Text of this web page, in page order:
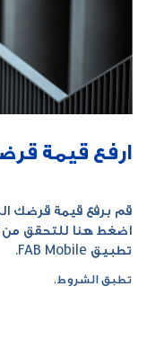
ارفع قيمة
قم برفع قيمة قرضك
اضغط هنا للتحقق من
تطبيق FAB Mobile.
تطبق الشروط.